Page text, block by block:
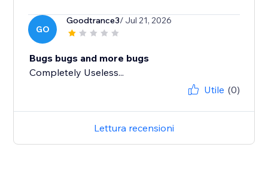
GO
Goodtrance3/ Jul 21, 2026
Bugs bugs and more bugs
Completely Useless...
Utile (0)
Lettura recensioni